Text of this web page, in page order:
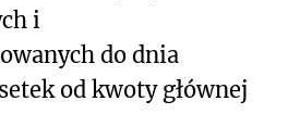
i
do dnia
od kwoty głównej